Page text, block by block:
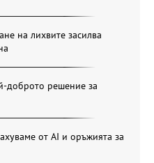
на лихвите засилва
доброто решение за
от AI и оръжията за